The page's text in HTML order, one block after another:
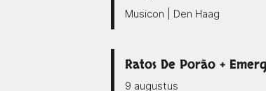
Musicon | Den Haag
Ratos De Porão +
9 augustus